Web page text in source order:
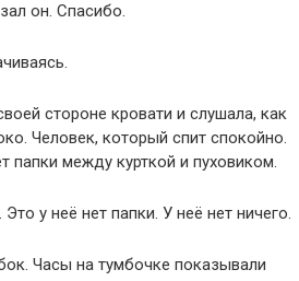
он. Спасибо.
стороне кровати и слушала, как
Человек, который спит спокойно.
папки между курткой и пуховиком.
у неё нет папки. У неё нет ничего.
Часы на тумбочке показывали